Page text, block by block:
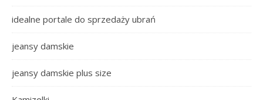
idealne portale do sprzedaży ubrań
jeansy damskie
jeansy damskie plus size